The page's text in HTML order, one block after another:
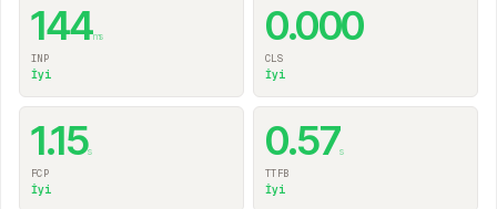
144ms
INP
İyi
0.000
CLS
İyi
1.15s
FCP
İyi
0.57s
TTFB
İyi